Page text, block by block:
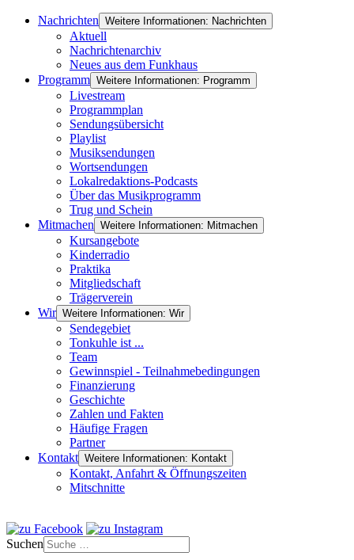
Nachrichten Weitere Informationen: Nachrichten
Aktuell
Nachrichtenarchiv
Neues aus dem Funkhaus
Programm Weitere Informationen: Programm
Livestream
Programmplan
Sendungsübersicht
Playlist
Musiksendungen
Wortsendungen
Lokalredaktions-Podcasts
Über das Musikprogramm
Trug und Schein
Mitmachen Weitere Informationen: Mitmachen
Kursangebote
Kinderradio
Praktika
Mitgliedschaft
Trägerverein
Wir Weitere Informationen: Wir
Sendegebiet
Tonkuhle ist ...
Team
Gewinnspiel - Teilnahmebedingungen
Finanzierung
Geschichte
Zahlen und Fakten
Häufige Fragen
Partner
Kontakt Weitere Informationen: Kontakt
Kontakt, Anfahrt & Öffnungszeiten
Mitschnitte
Suchen